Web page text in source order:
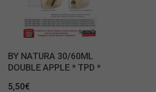
BY NATURA 30/60ML
DOUBLE APPLE * TPD *
5,50€